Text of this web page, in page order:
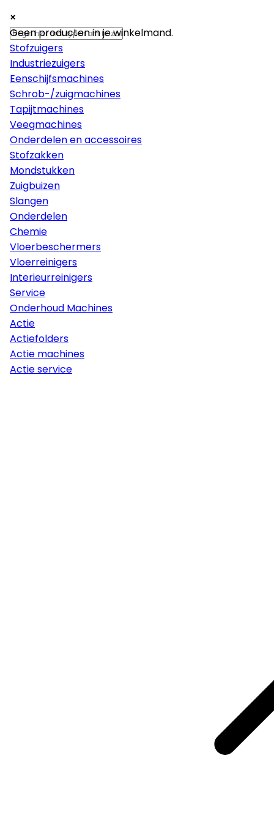
×
Machines
Stofzuigers
Industriezuigers
Eenschijfsmachines
Schrob-/zuigmachines
Tapijtmachines
Veegmachines
Onderdelen en accessoires
Stofzakken
Mondstukken
Zuigbuizen
Slangen
Onderdelen
Chemie
Vloerbeschermers
Vloerreinigers
Interieurreinigers
Service
Onderhoud Machines
Actie
Actiefolders
Actie machines
Actie service
×
×
Geen producten in je winkelmand.